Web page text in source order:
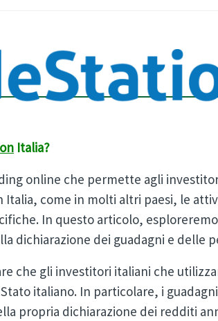
Italia?
online che permette agli
come in molti altri paesi, le
In questo articolo, esploreremo
dichiarazione dei guadagni e delle
che gli investitori italiani che
italiano. In particolare, i
propria dichiarazione dei redditi